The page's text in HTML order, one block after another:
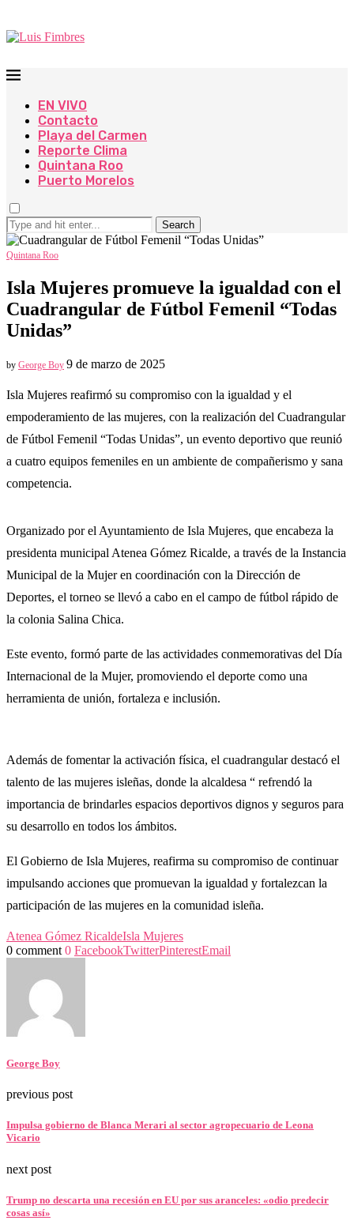
EN VIVO
Contacto
Playa del Carmen
Reporte Clima
Quintana Roo
Puerto Morelos
Search
Quintana Roo
Isla Mujeres promueve la igualdad con el
Cuadrangular de Fútbol Femenil “Todas
Unidas”
by George Boy 9 de marzo de 2025
Isla Mujeres reafirmó su compromiso con la igualdad y el
empoderamiento de las mujeres, con la realización del Cuadrangular
de Fútbol Femenil “Todas Unidas”, un evento deportivo que reunió
a cuatro equipos femeniles en un ambiente de compañerismo y sana
competencia.
Organizado por el Ayuntamiento de Isla Mujeres, que encabeza la
presidenta municipal Atenea Gómez Ricalde, a través de la Instancia
Municipal de la Mujer en coordinación con la Dirección de
Deportes, el torneo se llevó a cabo en el campo de fútbol rápido de
la colonia Salina Chica.
Este evento, formó parte de las actividades conmemorativas del Día
Internacional de la Mujer, promoviendo el deporte como una
herramienta de unión, fortaleza e inclusión.
Además de fomentar la activación física, el cuadrangular destacó el
talento de las mujeres isleñas, donde la alcaldesa “ refrendó la
importancia de brindarles espacios deportivos dignos y seguros para
su desarrollo en todos los ámbitos.
El Gobierno de Isla Mujeres, reafirma su compromiso de continuar
impulsando acciones que promuevan la igualdad y fortalezcan la
participación de las mujeres en la comunidad isleña.
Atenea Gómez RicaldeIsla Mujeres
0 comment 0 FacebookTwitterPinterestEmail
George Boy
previous post
Impulsa gobierno de Blanca Merari al sector agropecuario de Leona
Vicario
next post
Trump no descarta una recesión en EU por sus aranceles: «odio predecir
cosas así»